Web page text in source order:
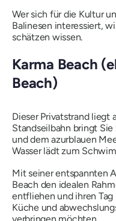
Wer sich für die Kultur
Balinesen interessiert,
schätzen wissen.
Karma Beach
Beach)
Dieser Privatstrand liegt
Standseilbahn bringt
und dem azurblauen
Wasser lädt zum
Mit seiner entspannten
Beach den idealen
entfliehen und ihren
Küche und
verbringen möchten.